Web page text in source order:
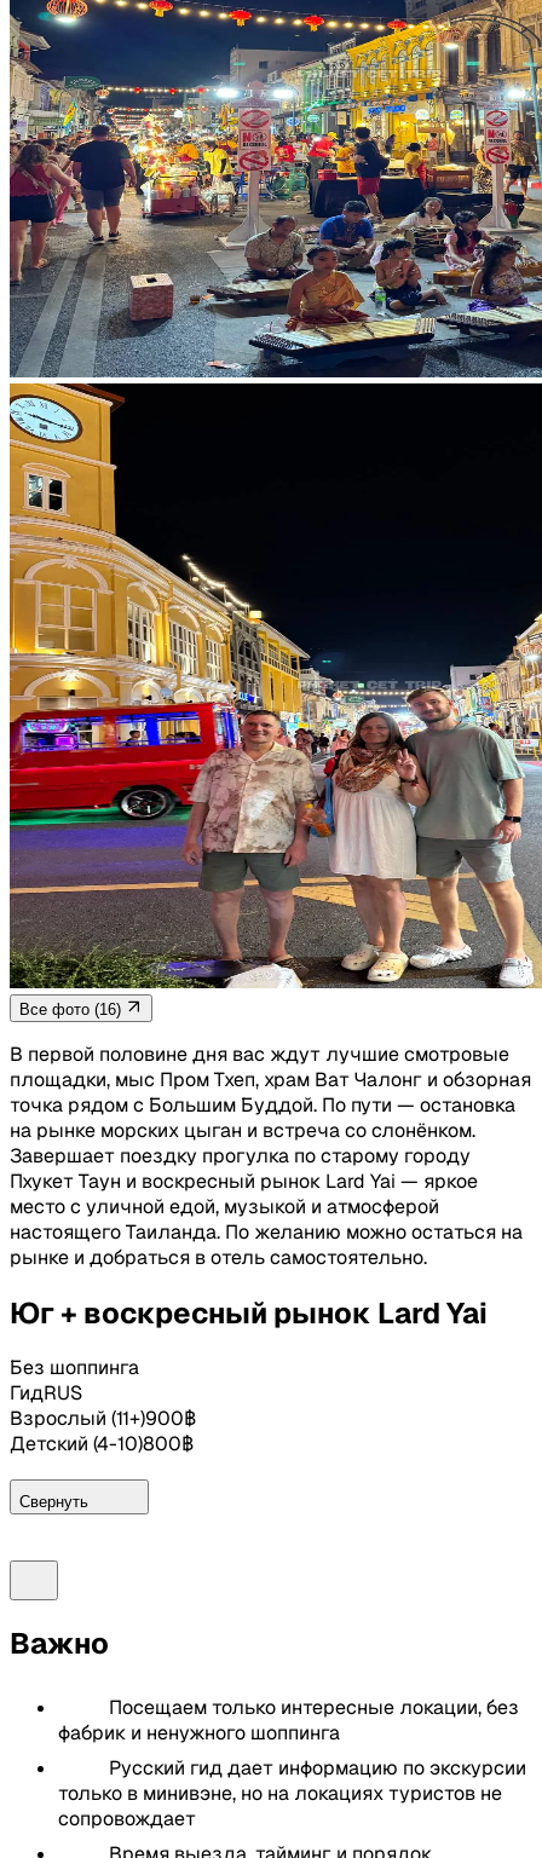
Все фото (16)
В первой половине дня вас ждут лучшие смотровые
площадки, мыс Пром Тхеп, храм Ват Чалонг и обзорная
точка рядом с Большим Буддой. По пути — остановка
на рынке морских цыган и встреча со слонёнком.
Завершает поездку прогулка по старому городу
Пхукет Таун и воскресный рынок Lard Yai — яркое
место с уличной едой, музыкой и атмосферой
настоящего Таиланда. По желанию можно остаться на
рынке и добраться в отель самостоятельно.
Юг + воскресный рынок Lard Yai
Без шоппинга
ГидRUS
Взрослый (11+)900฿
Детский (4-10)800฿
Свернуть
11:00-11:30
на 3 пляжа: Ката Ной, Ката, Карон
Смотровая площадка Ветряная Мельница
Самая южная точка Пхукета, мыс Пром Тхеп
Остановка на рынке морских цыган Чао Ле
Кормление слонёнка по желанию. Можно с ним
сфотографироваться
Важно
Посещаем только интересные локации, без
фабрик и ненужного шоппинга
Русский гид дает информацию по экскурсии
только в минивэне, но на локациях туристов не
сопровождает